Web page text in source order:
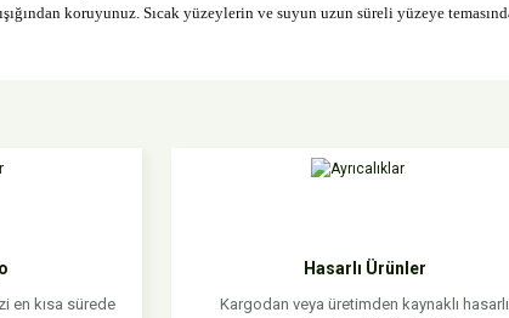
koruyunuz. Sıcak yüzeylerin ve suyun uzun süreli yüzeye
en kısa sürede
Hasarlı Ürünler
Kargodan veya üretimden kaynaklı hasarlı